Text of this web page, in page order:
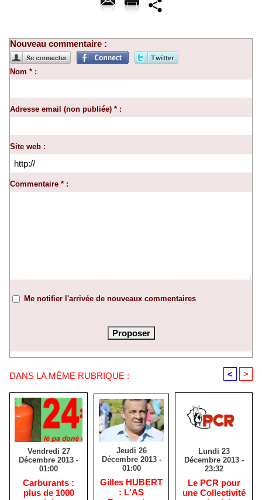
Nouveau commentaire :
Nom * :
Adresse email (non publiée) * :
Site web :
Commentaire * :
Me notifier l'arrivée de nouveaux commentaires
DANS LA MÊME RUBRIQUE : < >
Vendredi 27
Décembre 2013 -
01:00
Carburants :
plus de 1000
Jeudi 26
Décembre 2013 -
01:00
Gilles HUBERT
: L'AS
Lundi 23
Décembre 2013 -
23:32
Le PCR pour
une Collectivité